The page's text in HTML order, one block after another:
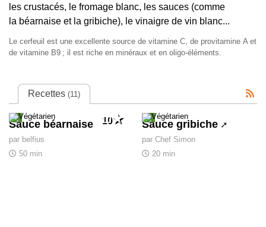
les crustacés, le fromage blanc, les sauces (comme
la béarnaise et la gribiche), le vinaigre de vin blanc...
Le cerfeuil est une excellente source de vitamine C, de provitamine A et
de vitamine B9 ; il est riche en minéraux et en oligo-éléments.
Recettes (11)
Sauce béarnaise
par belfius
50 min
10 Sauce gribiche
par Chef Simon
20 min